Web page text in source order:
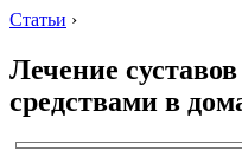
Статьи ›
Лечение
средствами в